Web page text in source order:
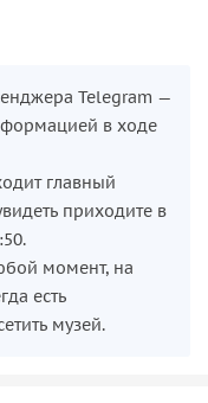
Telegram —
в ходе
главный
приходите в
момент, на
есть
музей.